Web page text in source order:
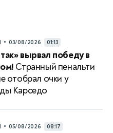
• 03/08/2026 01:13
вырвал победу в
Странный пенальти
отобрал очки у
Карседо
• 05/08/2026 08:17